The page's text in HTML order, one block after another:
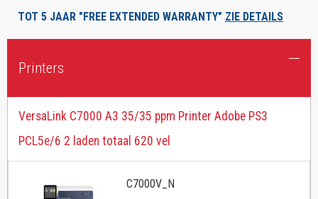
TOT 5 JAAR "FREE EXTENDED WARRANTY" ZIE DETAILS
Printers
VersaLink C7000 A3 35/35 ppm Printer Adobe PS3
PCL5e/6 2 laden totaal 620 vel
C7000V_N